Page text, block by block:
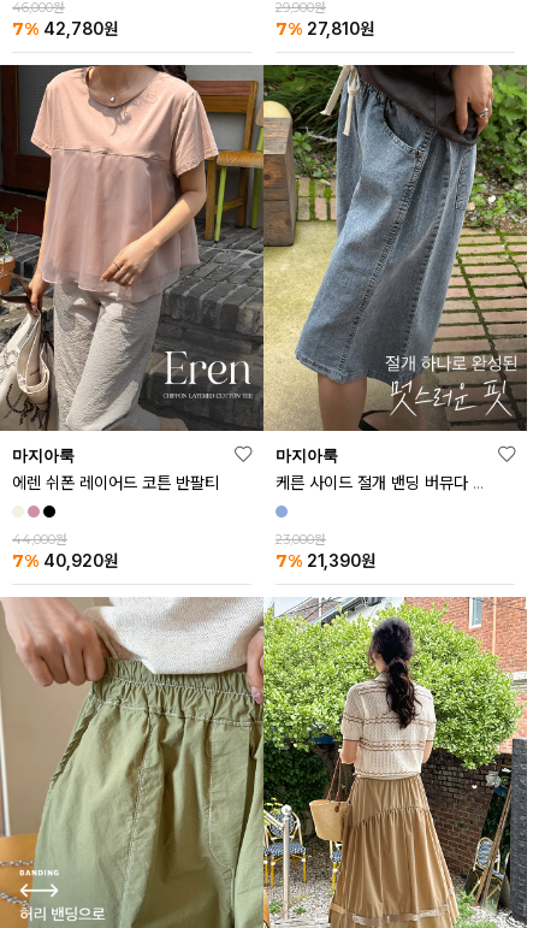
46,000원
7% 42,780원
29,900원
7% 27,810원
마지아룩
에렌 쉬폰 레이어드 코튼 반팔티
44,000원
7% 40,920원
마지아룩
케른 사이드 절개 밴딩 버뮤다 데님 반바지
23,000원
7% 21,390원